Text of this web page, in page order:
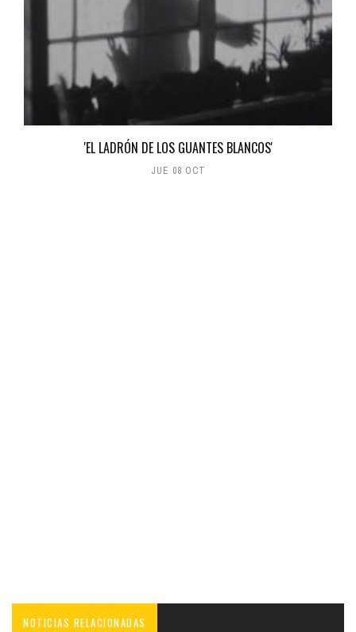
'EL LADRÓN DE LOS GUANTES BLANCOS'
JUE 08 OCT
NOTICIAS RELACIONADAS